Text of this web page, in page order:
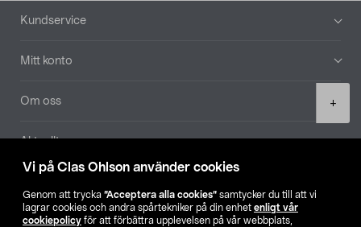
Vi på Clas Ohlson använder cookies
Genom att trycka ”Acceptera alla cookies” samtycker du till att vi
lagrar cookies och andra spårtekniker på din enhet enligt vår
cookiepolicy för att förbättra upplevelsen på vår webbplats,
+
Sidfot
Kundservice
Mitt konto
Om oss
Aktuellt
Hitta butik